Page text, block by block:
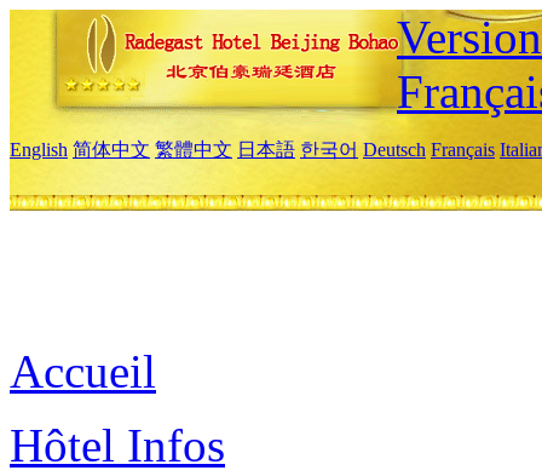
English 简体中文 繁體中文 日本語 한국어 Deutsch Français
Accueil
Hôtel Infos